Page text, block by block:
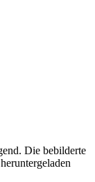
Die bebilderte